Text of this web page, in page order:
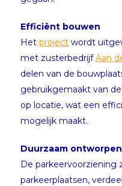
Efficiënt bouwen
Het project wordt
met zusterbedrijfAan
delen van de
gebruikgemaakt van
op locatie, wat een
mogelijk maakt.
Duurzaam ontworpen
De parkeervoorziening
parkeerplaatsen,